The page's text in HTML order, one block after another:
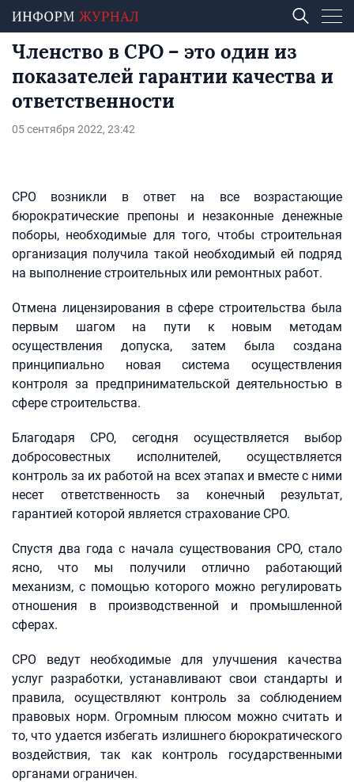
Членство в СРО – это один из
показателей гарантии качества и
ответственности
05 сентября 2022, 23:42
СРО возникли в ответ на все возрастающие
бюрократические препоны и незаконные денежные
поборы, необходимые для того, чтобы строительная
организация получила такой необходимый ей подряд
на выполнение строительных или ремонтных работ.
Отмена лицензирования в сфере строительства была
первым шагом на пути к новым методам
осуществления допуска, затем была создана
принципиально новая система осуществления
контроля за предпринимательской деятельностью в
сфере строительства.
Благодаря СРО, сегодня осуществляется выбор
добросовестных исполнителей, осуществляется
контроль за их работой на всех этапах и вместе с ними
несет ответственность за конечный результат,
гарантией которой является страхование СРО.
Спустя два года с начала существования СРО, стало
ясно, что мы получили отлично работающий
механизм, с помощью которого можно регулировать
отношения в производственной и промышленной
сферах.
СРО ведут необходимые для улучшения качества
услуг разработки, устанавливают свои стандарты и
правила, осуществляют контроль за соблюдением
правовых норм. Огромным плюсом можно считать и
то, что удается избегать излишнего бюрократического
воздействия, так как контроль государственными
органами ограничен.